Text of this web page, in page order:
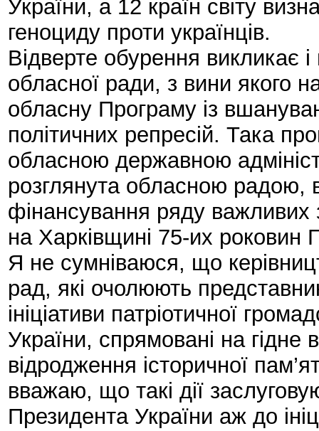
України, а 12 країн світу
геноциду проти українців.
Відверте обурення викликає і
обласної ради, з вини якого
обласну Програму із
політичних репресій. Така
обласною державною
розглянута обласною радою,
фінансування ряду важливих
на Харківщині 75-их роковин
Я не сумніваюся, що
рад, які очолюють
ініціативи патріотичної
України, спрямовані на
відродження історичної
вважаю, що такі дії
Президента України аж до